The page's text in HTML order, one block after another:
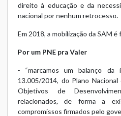
direito à educação e da
nacional por nenhum retrocesso.
Em 2018, a mobilização da SAM
Por um PNE pra Valer
- “marcamos um balanço da
13.005/2014, do Plano Nacional
Objetivos de
relacionados, de forma a
compromissos firmados pelo